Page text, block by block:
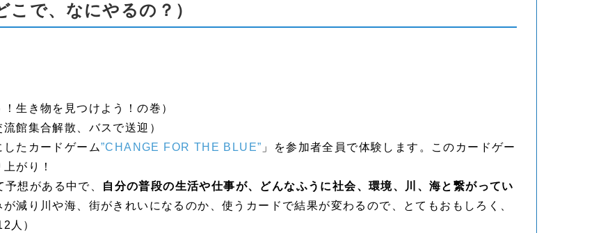
で、なにやるの？）
生き物を見つけよう！の巻）
館集合解散、バスで送迎）
たカードゲーム”CHANGE FOR THE BLUE” 」を参加者全員で体験します。このカードゲー
がり！
想がある中で、
自分の普段の生活や仕事が、どんなふうに社会、環境、川、海と繋がってい
が減り川や海、街がきれいになるのか、使うカードで結果が変わるので、とてもおもしろく、
人）